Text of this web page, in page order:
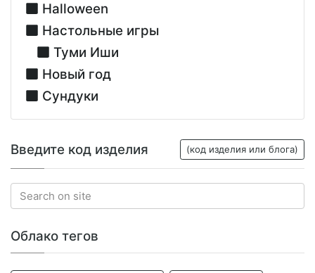
Halloween
Настольные игры
Туми Иши
Новый год
Сундуки
Введите код изделия (код изделия или блога)
Облако тегов